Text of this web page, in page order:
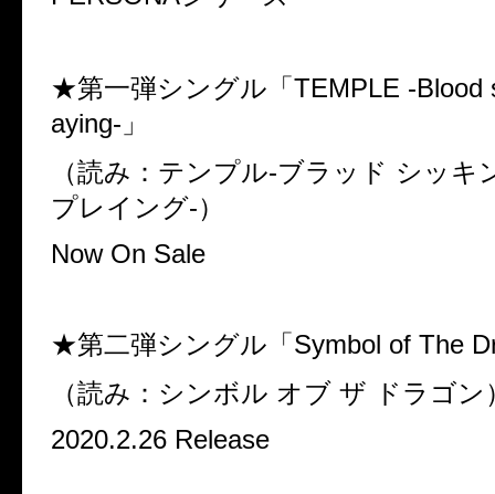
★第一弾シングル「TEMPLE -Blood
aying-」
（読み：テンプル-ブラッド シッキ
プレイング-）
Now On Sale
★第二弾シングル「Symbol of The
（読み：シンボル オブ ザ ドラゴン
2020.2.26 Release